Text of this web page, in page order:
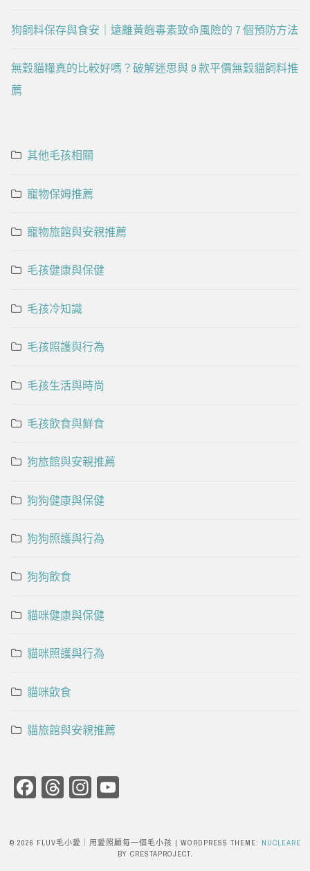
狗飼料保存與食安｜遠離黃麴毒素致命風險的 7 個預防方法
無穀貓糧真的比較好嗎？破解迷思與 9 款平價無穀貓飼料推
薦
其他毛孩相關
寵物保姆推薦
寵物旅館與安親推薦
毛孩健康與保健
毛孩冷知識
毛孩照護與行為
毛孩生活與時尚
毛孩飲食與鮮食
狗旅館與安親推薦
狗狗健康與保健
狗狗照護與行為
狗狗飲食
貓咪健康與保健
貓咪照護與行為
貓咪飲食
貓旅館與安親推薦
Facebook
ThreadsInstagram
© 2026 FLUV毛小愛｜用愛照顧每一個毛小孩 | WORDPRESS THEME: NUCLEARE
BY CRESTAPROJECT.